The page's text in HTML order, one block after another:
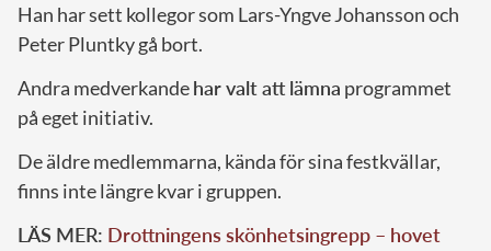
Han har sett kollegor som Lars-Yngve Johansson och
Peter Pluntky gå bort.
Andra medverkandehar valt att lämna programmet
på eget initiativ.
De äldre medlemmarna, kända för sina festkvällar,
finns inte längre kvar i gruppen.
LÄS MER: Drottningens skönhetsingrepp – hovet